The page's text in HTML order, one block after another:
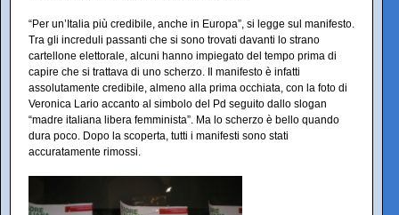
“Per un’Italia più credibile, anche in Europa”, si legge sul manifesto.
Tra gli increduli passanti che si sono trovati davanti lo strano
cartellone elettorale, alcuni hanno impiegato del tempo prima di
capire che si trattava di uno scherzo. Il manifesto è infatti
assolutamente credibile, almeno alla prima occhiata, con la foto di
Veronica Lario accanto al simbolo del Pd seguito dallo slogan
“madre italiana libera femminista”. Ma lo scherzo è bello quando
dura poco. Dopo la scoperta, tutti i manifesti sono stati
accuratamente rimossi.